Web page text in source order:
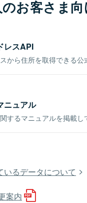
お客さま
レスAPI
から住所を取得できる公
ニュアル
するマニュアルを掲載し
るデータについて
案内